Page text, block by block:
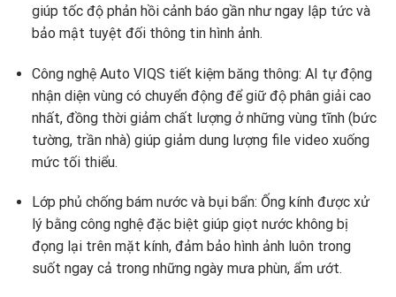
giúp tốc độ phản hồi cảnh báo gần như ngay lập tức và
bảo mật tuyệt đối thông tin hình ảnh.
Công nghệ Auto VIQS tiết kiệm băng thông: AI tự động
nhận diện vùng có chuyển động để giữ độ phân giải cao
nhất, đồng thời giảm chất lượng ở những vùng tĩnh (bức
tường, trần nhà) giúp giảm dung lượng file video xuống
mức tối thiểu.
Lớp phủ chống bám nước và bụi bẩn: Ống kính được xử
lý bằng công nghệ đặc biệt giúp giọt nước không bị
đọng lại trên mặt kính, đảm bảo hình ảnh luôn trong
suốt ngay cả trong những ngày mưa phùn, ẩm ướt.